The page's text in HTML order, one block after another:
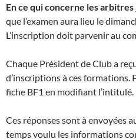
En ce qui concerne les arbitres
que l’examen aura lieu le
L’inscription doit parvenir au
Chaque Président de Club a
d’inscriptions à ces formations.
fiche BF1 en modifiant l’intitulé.
Ces réponses sont à envoyées
temps voulu les informations